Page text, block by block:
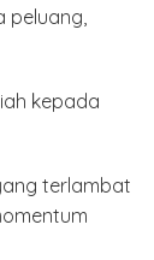
peluang,
kepada
terlambat